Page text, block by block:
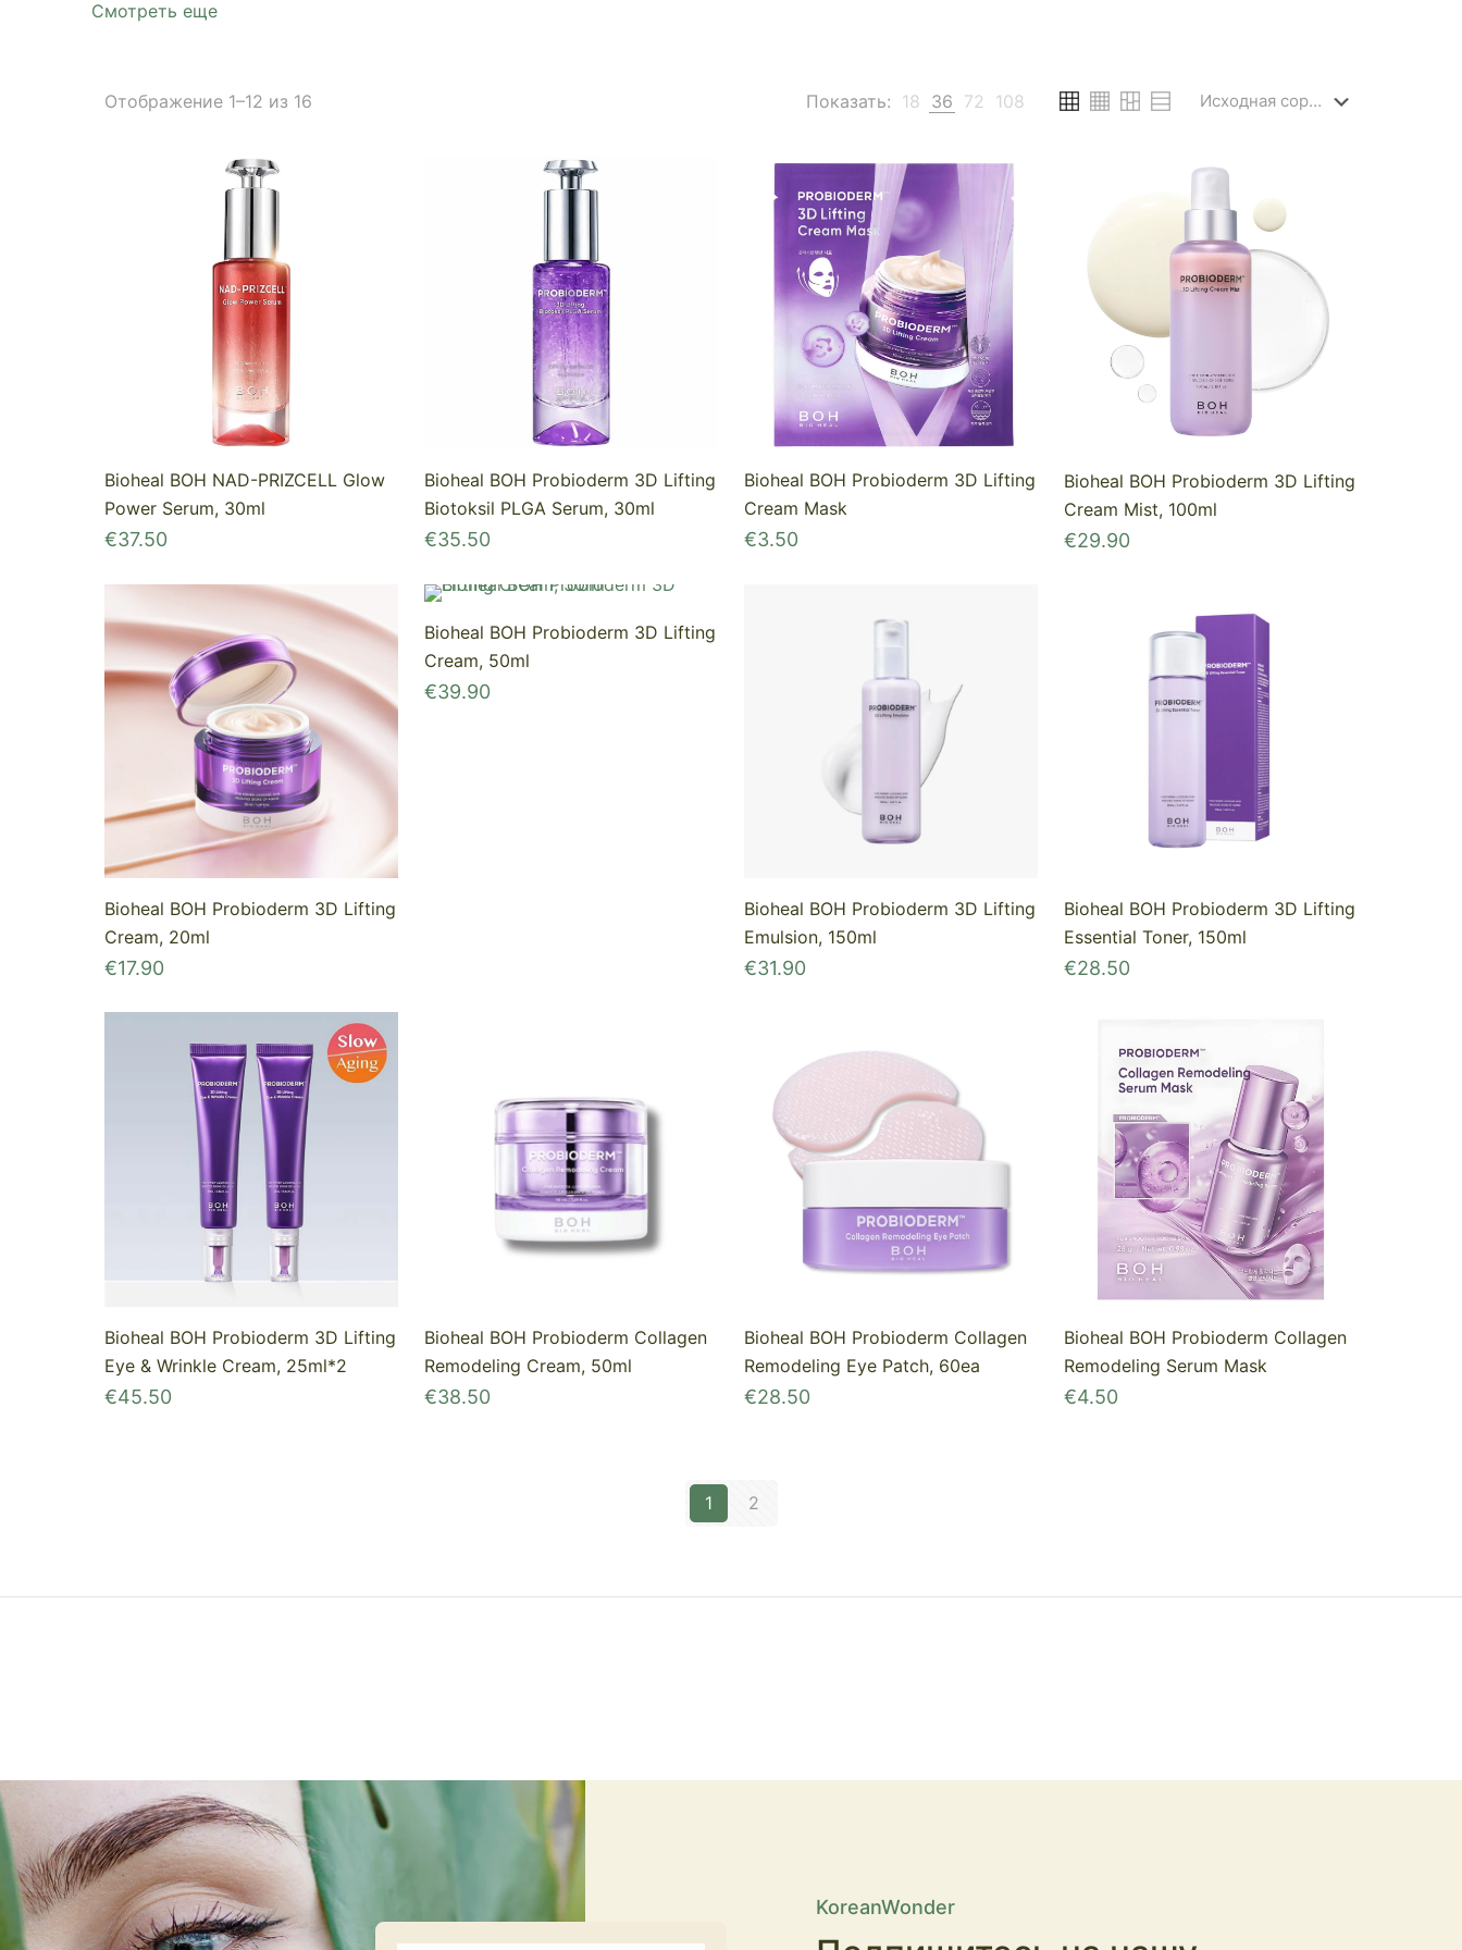
Смотреть еще
Отображение 1–12 из 16 Показать: 18 36 72 108
Bioheal BOH NAD-PRIZCELL Glow
Power Serum, 30ml
€37.50
Bioheal BOH Probioderm 3D Lifting
Biotoksil PLGA Serum, 30ml
€35.50
Bioheal BOH Probioderm 3D Lifting
Cream Mask
€3.50
Bioheal BOH Probioderm 3D Lifting
Cream Mist, 100ml
€29.90
Bioheal BOH Probioderm 3D Lifting
Cream, 20ml
€17.90
Bioheal BOH Probioderm 3D Lifting
Cream, 50ml
€39.90
Bioheal BOH Probioderm 3D Lifting
Emulsion, 150ml
€31.90
Bioheal BOH Probioderm 3D Lifting
Essential Toner, 150ml
€28.50
Bioheal BOH Probioderm 3D Lifting
Eye & Wrinkle Cream, 25ml*2
€45.50
Bioheal BOH Probioderm Collagen
Remodeling Cream, 50ml
€38.50
Bioheal BOH Probioderm Collagen
Remodeling Eye Patch, 60ea
€28.50
Bioheal BOH Probioderm Collagen
Remodeling Serum Mask
€4.50
1 2
KoreanWonder